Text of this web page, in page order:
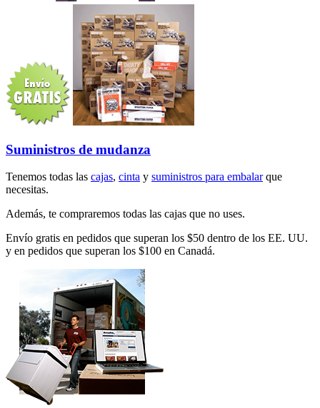
Suministros de mudanza
Tenemos todas las cajas, cinta y suministros para embalarque
necesitas.
Además, te compraremos todas las cajas que no uses.
Envío gratis en pedidos que superan los $50 dentro de los EE. UU.
y en pedidos que superan los $100 en Canadá.